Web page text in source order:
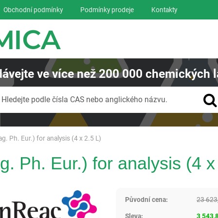
Ph. Eur.) for analysis (4 x 2.5 L)
Ph. Eur.) for analysis (4
Panreac AppliChem
Původní cena: 23
Sleva: 3
Obchodní podmínky Podmínky prodeje Kontakty
ve více než200 000 chemických
Hledejte podle čísla CAS nebo anglického názvu.